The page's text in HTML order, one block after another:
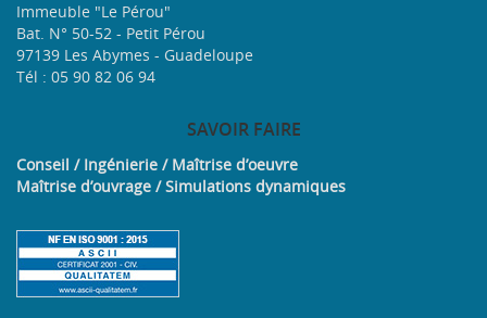
Immeuble "Le Pérou"
Bat. N° 50-52 - Petit Pérou
97139 Les Abymes - Guadeloupe
Tél : 05 90 82 06 94
SAVOIRFAIRE
Conseil / Ingénierie / Maîtrise d’oeuvre
Maîtrise d’ouvrage / Simulations dynamiques